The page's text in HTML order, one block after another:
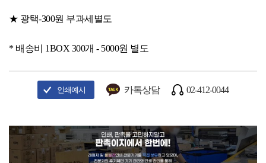
★ 광택-300원 부과세별도
* 배송비 1BOX 300개 - 5000원 별도
인쇄예시 카톡상담 02-412-0044